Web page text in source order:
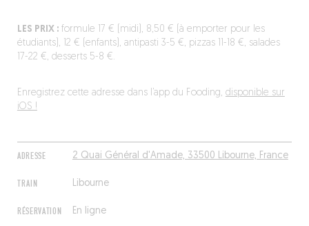
ADRESSE 2 Quai Général d'Amade, 33500 Libourne, France
TRAIN Libourne
RÉSERVATION En ligne
LES PRIX :formule 17 € (midi), 8,50 € (à emporter pour les
étudiants), 12 € (enfants), antipasti 3-5 €, pizzas 11-18 €, salades
17-22 €, desserts 5-8 €.
Enregistrez cette adresse dans l’app du Fooding, disponible sur
iOS !